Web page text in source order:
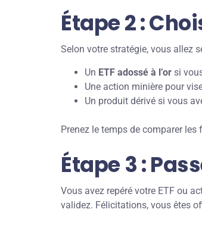
Étape 2 :
Selon votre stratégie, vous allez
Un ETF adossé à l’or si
Une action minière pour
Un produit dérivé si vous
Prenez le temps de comparer
Étape 3 :
Vous avez repéré votre ETF ou
validez. Félicitations, vous êtes